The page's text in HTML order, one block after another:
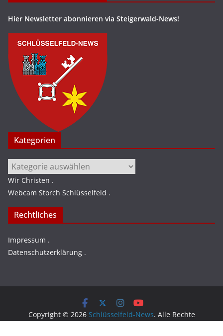
Hier Newsletter abonnieren via Steigerwald-News!
Kategorien
Kategorien
Wir Christen .
Webcam Storch Schlüsselfeld .
Rechtliches
Impressum .
Datenschutzerklärung .
Copyright © 2026 Schlüsselfeld-News. Alle Rechte